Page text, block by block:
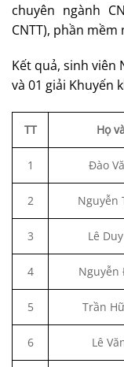
chuyên ngành
CNTT), phần mềm
Kết quả, sinh viên
và 01 giải Khuyến
TT Họ
1 Đào
2 Nguyễn
3 Lê
4 Nguyễn
5 Trần
6 Lê